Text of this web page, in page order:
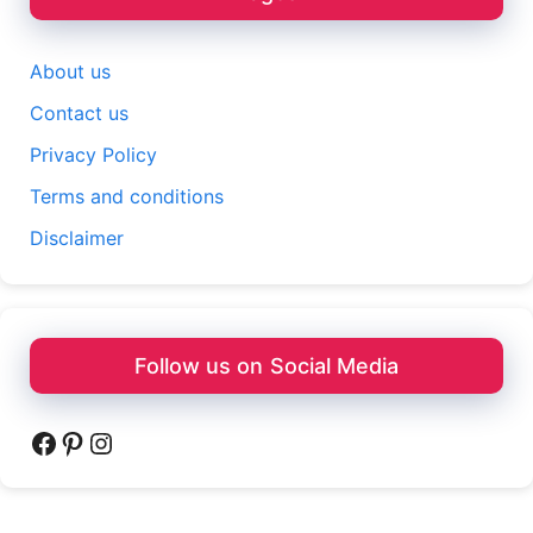
About us
Contact us
Privacy Policy
Terms and conditions
Disclaimer
Follow us on Social Media
Facebook
Pinterest
Instagram